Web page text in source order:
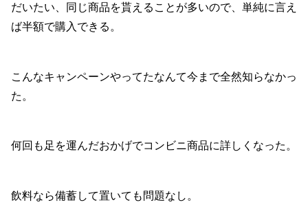
だいたい、同じ商品を貰えることが多いので、単純に言え
ば半額で購入できる。
こんなキャンペーンやってたなんて今まで全然知らなかっ
た。
何回も足を運んだおかげでコンビニ商品に詳しくなった。
飲料なら備蓄して置いても問題なし。